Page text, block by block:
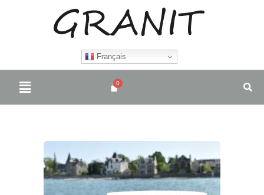
Français